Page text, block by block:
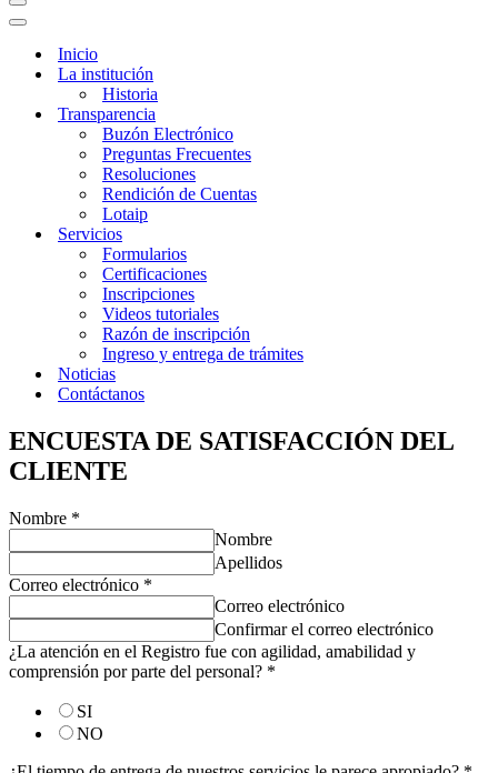
Menú
de
Menú
navegación
Inicio
La institución
Historia
Transparencia
Buzón Electrónico
Preguntas Frecuentes
Resoluciones
Rendición de Cuentas
Lotaip
Servicios
Formularios
Certificaciones
Inscripciones
Videos tutoriales
Razón de inscripción
Ingreso y entrega de trámites
Noticias
Contáctanos
ENCUESTA DE SATISFACCIÓN DEL
CLIENTE
Nombre *
Nombre
Apellidos
Correo electrónico *
Correo electrónico
Confirmar el correo electrónico
¿La atención en el Registro fue con agilidad, amabilidad y
comprensión por parte del personal? *
SI
NO